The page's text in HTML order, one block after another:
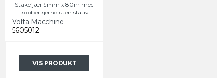
Stakefjær 9mm x 80m med
kobberkjerne uten stativ
Volta Macchine
5605012
VIS PRODUKT